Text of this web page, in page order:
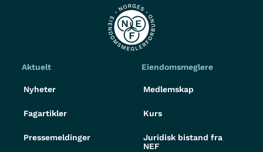
Aktuelt
Nyheter
Fagartikler
Pressemeldinger
Eiendomsmeglere
Medlemskap
Kurs
Juridisk bistand fra
NEF